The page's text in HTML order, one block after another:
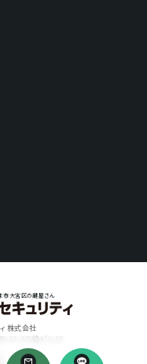
市大宮区の鍵屋さん
株式会社
22-3三協ビル1F